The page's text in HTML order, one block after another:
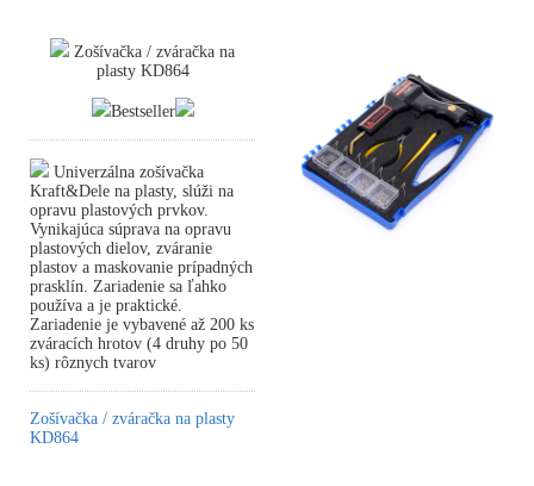
Zošívačka / zváračka na
plasty KD864
Bestseller
Univerzálna zošívačka
Kraft&Dele na plasty, slúži na
opravu plastových prvkov.
Vynikajúca súprava na opravu
plastových dielov, zváranie
plastov a maskovanie prípadných
prasklín. Zariadenie sa ľahko
používa a je praktické.
Zariadenie je vybavené až 200 ks
zváracích hrotov (4 druhy po 50
ks) rôznych tvarov
Zošívačka / zváračka na plasty
KD864